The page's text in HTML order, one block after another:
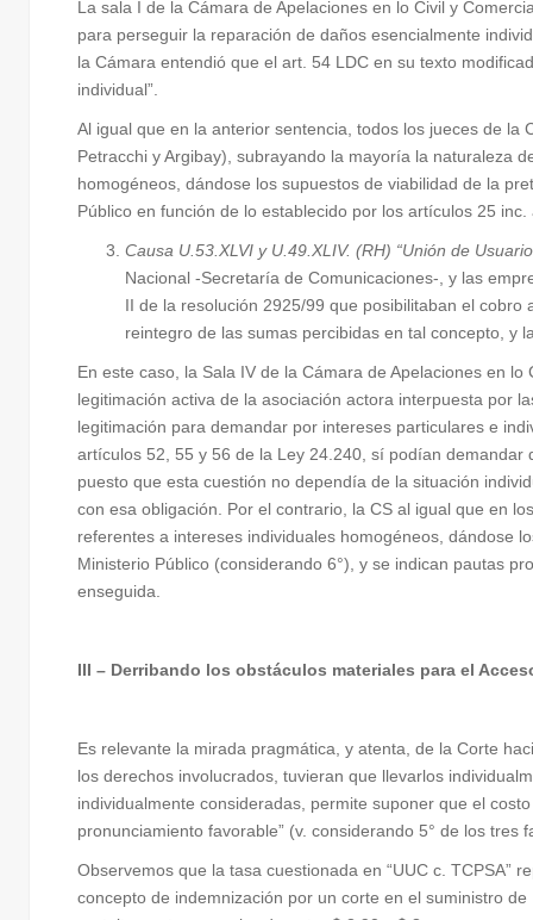
La sala I de la Cámara de Apelaciones en lo Civil y
para perseguir la reparación de daños esencialmente
la Cámara entendió que el art. 54 LDC en su texto
individual”.
Al igual que en la anterior sentencia, todos los jueces de la
Petracchi y Argibay), subrayando la mayoría la naturaleza
homogéneos, dándose los supuestos de viabilidad de la
Público en función de lo establecido por los artículos 25
Causa U.53.XLVI y U.49.XLIV. (RH) “Unión de
Nacional -Secretaría de Comunicaciones-, y las
II de la resolución 2925/99 que posibilitaban el
reintegro de las sumas percibidas en tal concepto, y
En este caso, la Sala IV de la Cámara de Apelaciones en
legitimación activa de la asociación actora interpuesta por
legitimación para demandar por intereses particulares e
artículos 52, 55 y 56 de la Ley 24.240, sí podían
puesto que esta cuestión no dependía de la situación
con esa obligación. Por el contrario, la CS al igual que en
referentes a intereses individuales homogéneos, dándose
Ministerio Público (considerando 6°), y se indican pautas
enseguida.
III – Derribando los obstáculos materiales para el
Es relevante la mirada pragmática, y atenta, de la Corte
los derechos involucrados, tuvieran que llevarlos
individualmente consideradas, permite suponer que el
pronunciamiento favorable” (v. considerando 5° de los tres
Observemos que la tasa cuestionada en “UUC c. TCPSA”
concepto de indemnización por un corte en el suministro